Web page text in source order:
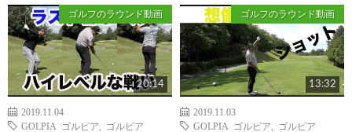
ゴルフのラウンド動画
20:14
2019.11.04
GOLPIA ゴルピア
ゴルピア
ゴルフのラウンド動画
13:32
2019.11.03
GOLPIA ゴルピア
ゴルピア